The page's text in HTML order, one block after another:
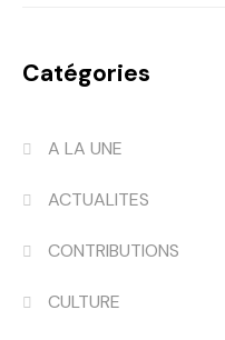
Catégories
A LA UNE
ACTUALITES
CONTRIBUTIONS
CULTURE